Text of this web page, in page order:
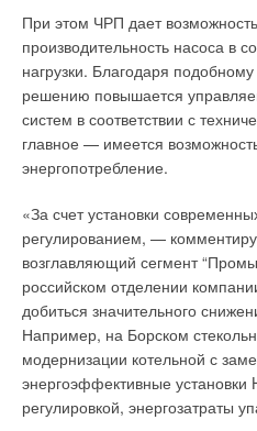
При этом ЧРП дает
производительность насоса в
нагрузки. Благодаря
решению повышается
систем в соответствии с
главное — имеется
энергопотребление.
«За счет установки
регулированием, —
возглавляющий сегмент
российском отделении
добиться значительного
Например, на Борском
модернизации котельной с
энергоэффективные установки
регулировкой, энергозатраты
больше высота
разрежение допускается в
При расчете внутренних
правильно определять
далее адекватно принимать
конструктивные решения
канализационных стояков с
трубопроводами из
чугунных) и гидравлических
оценивать возможное
канализационных стояках.
Качественно функционирующий
следует рассматривать не
элемента внутренней
важнейшей составной части
канализации. Функцией
→
Первый экологический
как он изменит отрасль
ЖУРНАЛ СОК МАЙ 2025
Комментарии
В этой теме еще нет комментариев
Добавить комментарий